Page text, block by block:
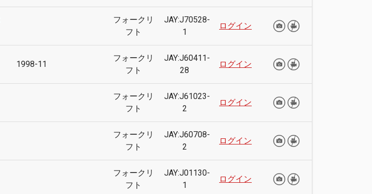
フォークリ
フト
JAY:J70528-
1
ログイン
1998-11
フォークリ
フト
JAY:J60411-
28
ログイン
フォークリ
フト
JAY:J61023-
2
ログイン
フォークリ
フト
JAY:J60708-
2
ログイン
フォークリ
フト
JAY:J01130-
1
ログイン